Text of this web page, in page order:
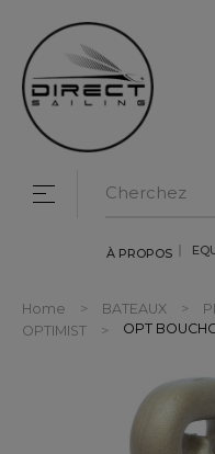
À PROPOS
Toggle navigation
☰
Home BATEAUX
OPTIMIST
OPT